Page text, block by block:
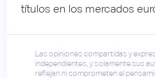
títulos en los mercados
Las opiniones compartidas y
independientes, y solamente sus
reflejan ni comprometen el